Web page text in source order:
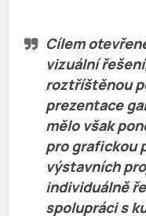
Cílem
vizuální
roztříštěnou
prezentace
mělo však
pro grafickou
výstavních
individuálně
spolupráci s